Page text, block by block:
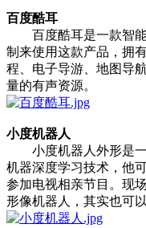
百度酷耳
百度酷耳是一款智能
制来使用这款产品，拥
程、电子导游、地图导
量的有声资源。
小度机器人
小度机器人外形是一
机器深度学习技术，他
参加电视相亲节目。现
形像机器人，其实也可